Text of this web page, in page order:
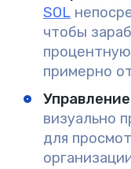
SOL
чтобы
примерно
Управление
визуально
для